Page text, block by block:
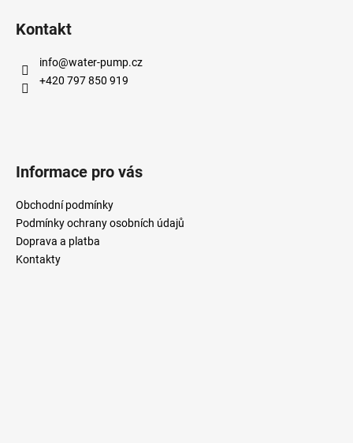
Kontakt
info@water-pump.cz
+420 797 850 919
Informace pro vás
Obchodní podmínky
Podmínky ochrany osobních údajů
Doprava a platba
Kontakty